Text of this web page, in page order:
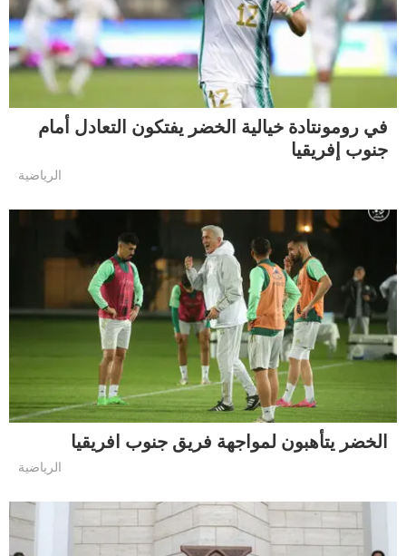
في رومونتادة خيالية الخضر يفتكون التعادل أمام
جنوب إفريقيا
الرياضية
الخضر يتأهبون لمواجهة فريق جنوب افريقيا
الرياضية